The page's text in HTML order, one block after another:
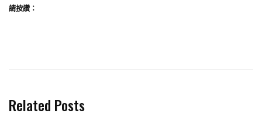
請按讚：
Related Posts